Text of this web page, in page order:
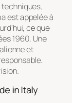
est appelée à
ce que
1960. Une
et
in Italy